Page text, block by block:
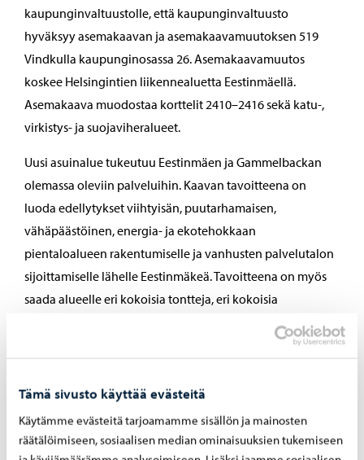
Tämä sivusto käyttää evästeitä
Käytämme evästeitä tarjoamamme sisällön ja mainosten
räätälöimiseen, sosiaalisen median ominaisuuksien tukemiseen
kaupunginvaltuustolle, että kaupunginvaltuusto
hyväksyy asemakaavan ja asemakaavamuutoksen 519
Vindkulla kaupunginosassa 26. Asemakaavamuutos
koskee Helsingintien liikennealuetta Eestinmäellä.
Asemakaava muodostaa korttelit 2410–2416 sekä katu-,
virkistys- ja suojaviheralueet.
Uusi asuinalue tukeutuu Eestinmäen ja Gammelbackan
olemassa oleviin palveluihin. Kaavan tavoitteena on
luoda edellytykset viihtyisän, puutarhamaisen,
vähäpäästöinen, energia- ja ekotehokkaan
pientaloalueen rakentumiselle ja vanhusten palvelutalon
sijoittamiselle lähelle Eestinmäkeä. Tavoitteena on myös
saada alueelle eri kokoisia tontteja, eri kokoisia
Muut asiat